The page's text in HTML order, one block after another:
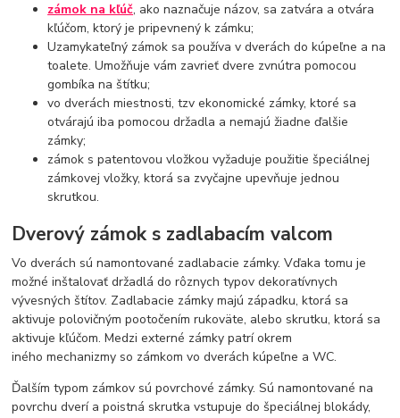
zámok na kľúč, ako naznačuje názov, sa zatvára a otvára
kľúčom, ktorý je pripevnený k zámku;
Uzamykateľný zámok sa používa v dverách do kúpeľne a na
toalete. Umožňuje vám zavrieť dvere zvnútra pomocou
gombíka na štítku;
vo dverách miestnosti, tzv ekonomické zámky, ktoré sa
otvárajú iba pomocou držadla a nemajú žiadne ďalšie
zámky;
zámok s patentovou vložkou vyžaduje použitie špeciálnej
zámkovej vložky, ktorá sa zvyčajne upevňuje jednou
skrutkou.
Dverový zámok s zadlabacím valcom
Vo dverách sú namontované zadlabacie zámky. Vďaka tomu je
možné inštalovať držadlá do rôznych typov dekoratívnych
vývesných štítov. Zadlabacie zámky majú západku, ktorá sa
aktivuje polovičným pootočením rukoväte, alebo skrutku, ktorá sa
aktivuje kľúčom. Medzi externé zámky patrí okrem
iného mechanizmy so zámkom vo dverách kúpeľne a WC.
Ďalším typom zámkov sú povrchové zámky. Sú namontované na
povrchu dverí a poistná skrutka vstupuje do špeciálnej blokády,